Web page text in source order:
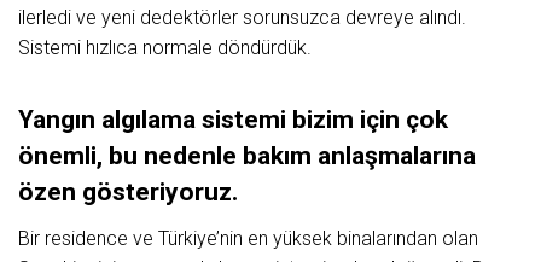
ilerledi ve yeni dedektörler sorunsuzca devreye alındı.
Sistemi hızlıca normale döndürdük.
Yangın algılama sistemi bizim için çok
önemli, bu nedenle bakım anlaşmalarına
özen gösteriyoruz.
Bir residence ve Türkiye’nin en yüksek binalarından olan